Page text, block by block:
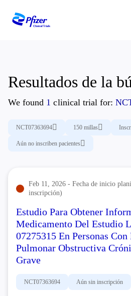
Resultados de la
We found 1 clinical trial for:
NCT07363694 150 millas
Aún no inscriben pacientes
Feb 11, 2026 - Fecha de inicio
inscripción)
Estudio Para Obtener
Medicamento Del Estudio
07275315 En Personas
Pulmonar Obstructiva
Grave
NCT07363694 Aún sin inscripción